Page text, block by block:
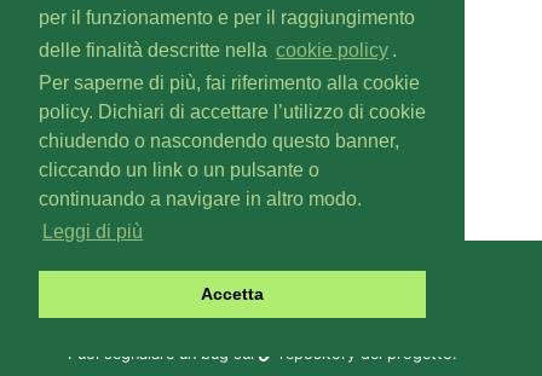
per il funzionamento e per il raggiungimento
delle finalità descritte nella cookie policy .
Per saperne di più, fai riferimento alla cookie
policy. Dichiari di accettare l’utilizzo di cookie
chiudendo o nascondendo questo banner,
cliccando un link o un pulsante o
continuando a navigare in altro modo.
Leggi di più
Accetta
Gascalv1.6.0
Copyright © 2019-
Puoi segnalare un bug sul
repository del progetto.